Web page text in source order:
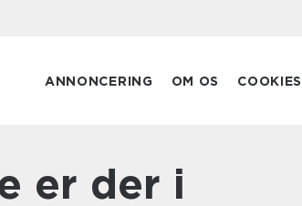
ANNONCERING OM OS COOKIES